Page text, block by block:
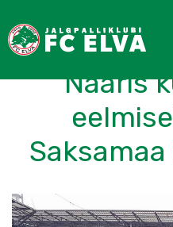
Laur
Naaris